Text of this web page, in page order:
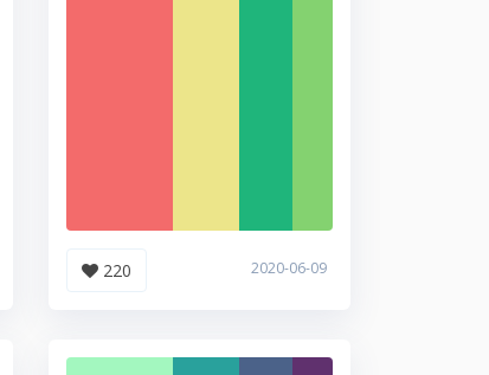
220 2020-06-09